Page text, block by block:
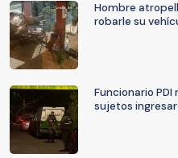
Hombre
robarle su
Funcionario
sujetos